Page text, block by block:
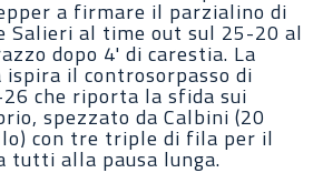
a firmare il parzialino di
Salieri al time out sul 25-20 al
dopo 4' di carestia. La
ispira il controsorpasso di
che riporta la sfida sui
spezzato da Calbini (20
con tre triple di fila per il
tutti alla pausa lunga.